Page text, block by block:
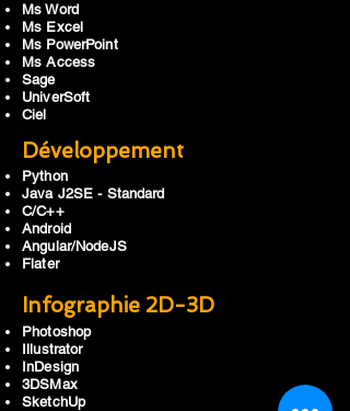
Ms Word
Ms Excel
Ms PowerPoint
Ms Access
Sage
UniverSoft
Ciel
Développement
Python
Java J2SE - Standard
C/C++
Android
Angular/NodeJS
Flater
Infographie 2D-3D
Photoshop
Illustrator
InDesign
3DSMax
SketchUp